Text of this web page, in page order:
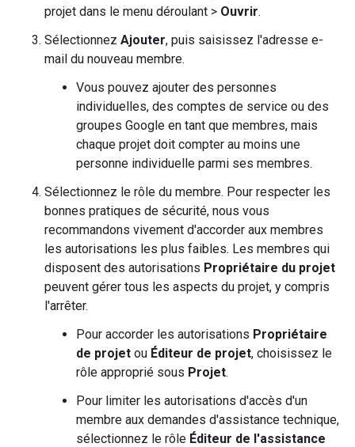
projet dans le menu déroulant > Ouvrir.
Sélectionnez Ajouter, puis saisissez l'adresse e-
mail du nouveau membre.
Vous pouvez ajouter des personnes
individuelles, des comptes de service ou des
groupes Google en tant que membres, mais
chaque projet doit compter au moins une
personne individuelle parmi ses membres.
Sélectionnez le rôle du membre. Pour respecter les
bonnes pratiques de sécurité, nous vous
recommandons vivement d'accorder aux membres
les autorisations les plus faibles. Les membres qui
disposent des autorisations Propriétaire du projet
peuvent gérer tous les aspects du projet, y compris
l'arrêter.
Pour accorder les autorisations Propriétaire
de projet ou Éditeur de projet, choisissez le
rôle approprié sous Projet.
Pour limiter les autorisations d'accès d'un
membre aux demandes d'assistance technique,
sélectionnez le rôle Éditeur de l'assistance